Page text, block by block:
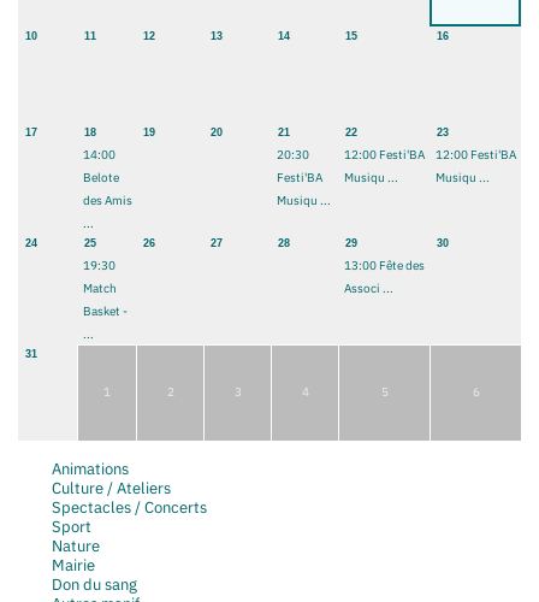
10 11 12 13 14 15 16
17 18
14:00
Belote
des Amis
...
19 20 21
20:30
Festi'BA
Musiqu ...
22
12:00 Festi'BA
Musiqu ...
23
12:00 Festi'BA
Musiqu ...
24 25
19:30
Match
Basket -
...
26 27 28 29
13:00 Fête des
Associ ...
30
31
1 2 3 4 5 6
Animations
Culture / Ateliers
Spectacles / Concerts
Sport
Nature
Mairie
Don du sang